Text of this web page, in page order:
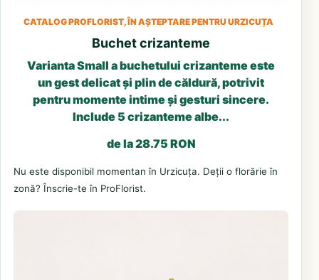
CATALOG PROFLORIST, ÎN AȘTEPTARE PENTRU URZICUȚA
Buchet crizanteme
Varianta Small a buchetului crizanteme este
un gest delicat și plin de căldură, potrivit
pentru momente intime și gesturi sincere.
Include 5 crizanteme albe...
de la 28.75 RON
Nu este disponibil momentan în Urzicuța. Deții o florărie în
zonă? Înscrie-te în ProFlorist.